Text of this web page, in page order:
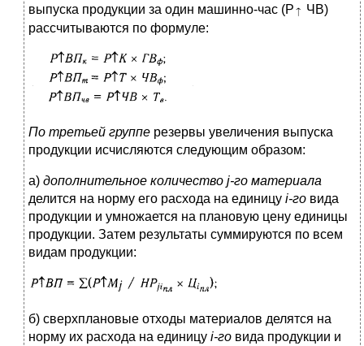
выпуска продукции за один машинно-час (P
ЧB)
рассчитываются по формуле:
По третьей группе резервы увеличения выпуска
продукции исчисляются следующим образом:
а) дополнительное количество j-го материала
делится на норму его расхода на единицу i-го вида
продукции и умножается на плановую цену единицы
продукции. Затем результаты суммируются по всем
видам продукции:
б) сверхплановые отходы материалов делятся на
норму их расхода на единицу i-го вида продукции и